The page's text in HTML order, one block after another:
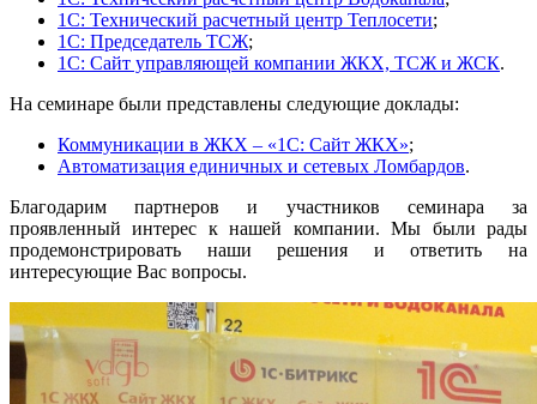
1С: Технический расчетный центр Теплосети;
1С: Председатель ТСЖ;
1С: Сайт управляющей компании ЖКХ, ТСЖ и ЖСК.
На семинаре были представлены следующие доклады:
Коммуникации в ЖКХ – «1С: Сайт ЖКХ»;
Автоматизация единичных и сетевых Ломбардов.
Благодарим партнеров и участников семинара за
проявленный интерес к нашей компании. Мы были рады
продемонстрировать наши решения и ответить на
интересующие Вас вопросы.